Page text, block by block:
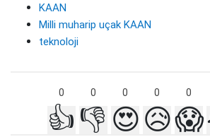
KAAN
Milli muharip uçak KAAN
teknoloji
0 0 0 0 0
👍 👎 😍😥😱